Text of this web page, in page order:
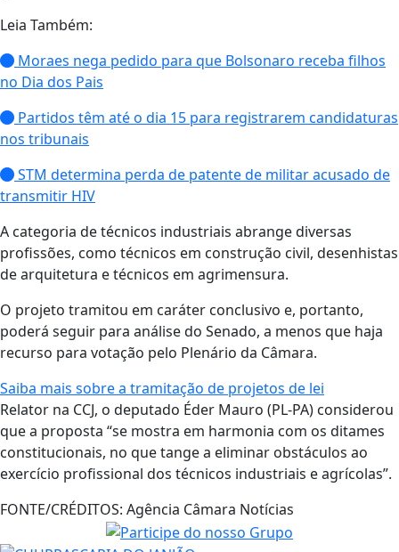
Leia Também:
Moraes nega pedido para que Bolsonaro receba filhos
no Dia dos Pais
Partidos têm até o dia 15 para registrarem candidaturas
nos tribunais
STM determina perda de patente de militar acusado de
transmitir HIV
A categoria de técnicos industriais abrange diversas
profissões, como técnicos em construção civil, desenhistas
de arquitetura e técnicos em agrimensura.
O projeto tramitou em caráter conclusivo e, portanto,
poderá seguir para análise do Senado, a menos que haja
recurso para votação pelo Plenário da Câmara.
Saiba mais sobre a tramitação de projetos de lei
Relator na CCJ, o deputado Éder Mauro (PL-PA) considerou
que a proposta “se mostra em harmonia com os ditames
constitucionais, no que tange a eliminar obstáculos ao
exercício profissional dos técnicos industriais e agrícolas”.
FONTE/CRÉDITOS: Agência Câmara Notícias